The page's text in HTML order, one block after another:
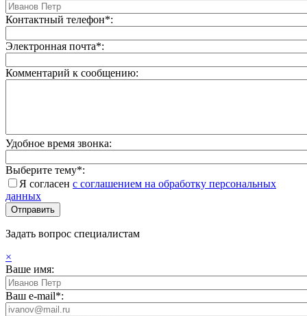
Контактный телефон*:
Электронная почта*:
Комментарий к сообщению:
Удобное время звонка:
Выберите тему*:
Я согласен с соглашением на обработку персональных
данных
Задать вопрос специалистам
×
Ваше имя:
Ваш e-mail*: